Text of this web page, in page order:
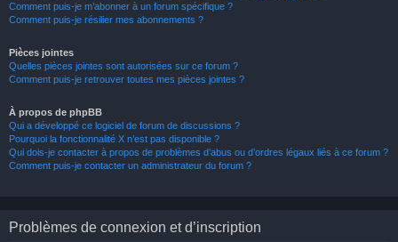
Comment puis-je m’abonner à un forum spécifique ?
Comment puis-je résilier mes abonnements ?
Pièces jointes
Quelles pièces jointes sont autorisées sur ce forum ?
Comment puis-je retrouver toutes mes pièces jointes ?
À propos de phpBB
Qui a développé ce logiciel de forum de discussions ?
Pourquoi la fonctionnalité X n’est pas disponible ?
Qui dois-je contacter à propos de problèmes d’abus ou d’ordres légaux liés à ce forum ?
Comment puis-je contacter un administrateur du forum ?
Problèmes de connexion et d’inscription